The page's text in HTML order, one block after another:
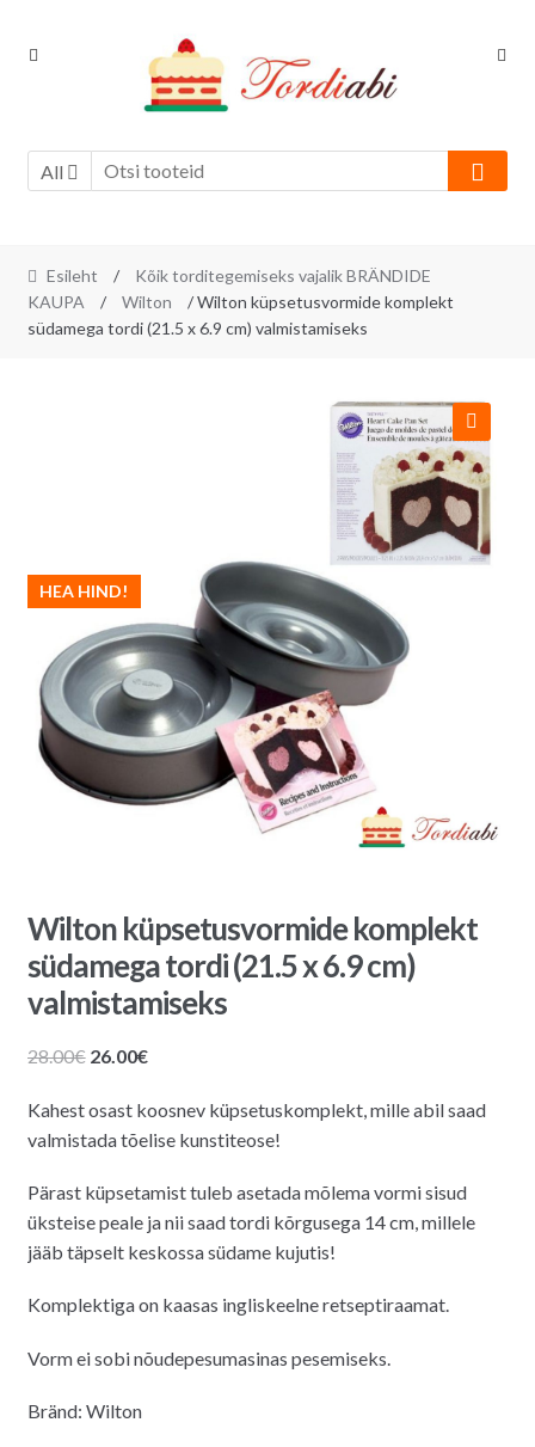
Skip
Skip
All
Esileht /
Kõik torditegemiseks vajalik BRÄNDIDE
KAUPA
/ Wilton
/ Wilton küpsetusvormide komplekt
südamega tordi (21.5 x 6.9 cm) valmistamiseks
HEA HIND!
Wilton küpsetusvormide komplekt
südamega tordi (21.5 x 6.9 cm)
valmistamiseks
28.00€ Algne
oli:
28.00€.
26.00€Praegune
on:
26.00€.
Kahest osast koosnev küpsetuskomplekt, mille abil saad
valmistada tõelise kunstiteose!
Pärast küpsetamist tuleb asetada mõlema vormi sisud
üksteise peale ja nii saad tordi kõrgusega 14 cm, millele
jääb täpselt keskossa südame kujutis!
Komplektiga on kaasas ingliskeelne retseptiraamat.
Vorm ei sobi nõudepesumasinas pesemiseks.
Bränd: Wilton